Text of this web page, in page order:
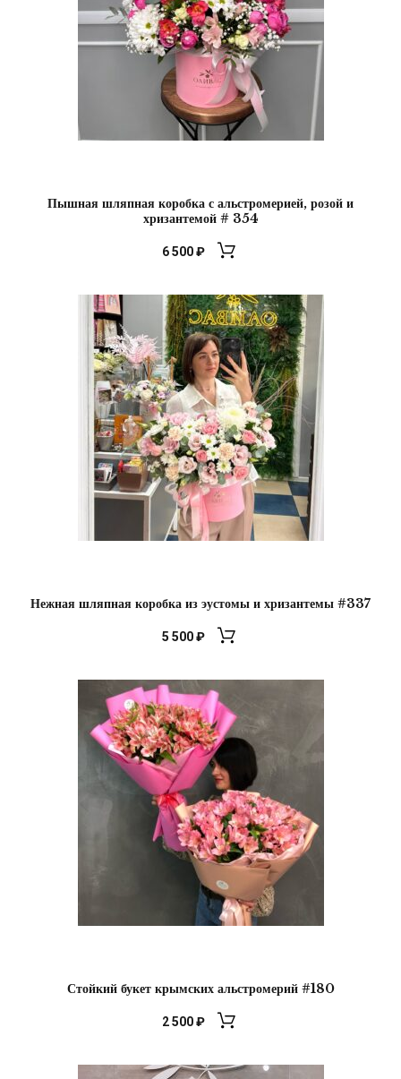
Пышная шляпная коробка с альстромерией, розой и
хризантемой # 354
6 500₽
Нежная шляпная коробка из эустомы и хризантемы #337
5 500₽
Стойкий букет крымских альстромерий #180
2 500₽